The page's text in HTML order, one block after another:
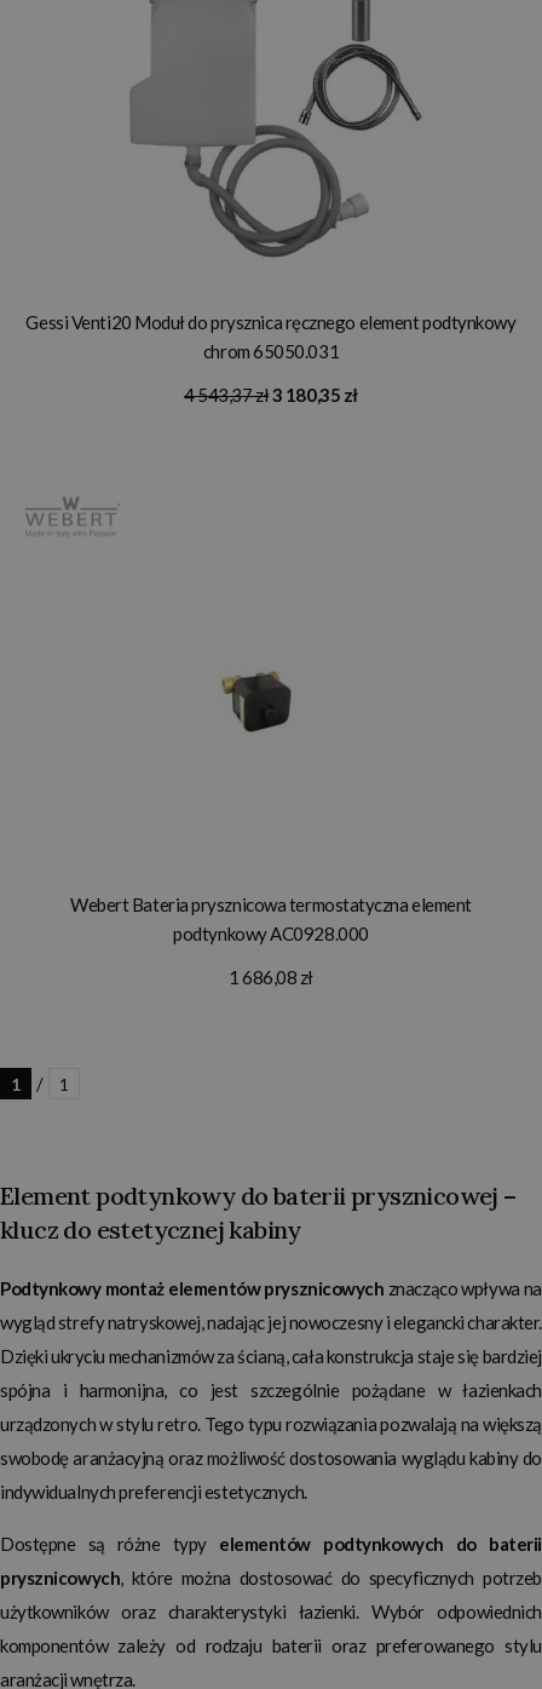
Gessi Venti20 Moduł do prysznica ręcznego element podtynkowy
chrom 65050.031
4 543,37 zł3 180,35 zł
Webert Bateria prysznicowa termostatyczna element
podtynkowy AC0928.000
1 686,08 zł
1 / 1
Element podtynkowy do baterii prysznicowej –
klucz do estetycznej kabiny
Podtynkowy montaż elementów prysznicowych znacząco wpływa na
wygląd strefy natryskowej, nadając jej nowoczesny i elegancki charakter.
Dzięki ukryciu mechanizmów za ścianą, cała konstrukcja staje się bardziej
spójna i harmonijna, co jest szczególnie pożądane w łazienkach
urządzonych w stylu retro. Tego typu rozwiązania pozwalają na większą
swobodę aranżacyjną oraz możliwość dostosowania wyglądu kabiny do
indywidualnych preferencji estetycznych.
Dostępne są różne typy elementów podtynkowych do baterii
prysznicowych, które można dostosować do specyficznych potrzeb
użytkowników oraz charakterystyki łazienki. Wybór odpowiednich
komponentów zależy od rodzaju baterii oraz preferowanego stylu
aranżacji wnętrza.